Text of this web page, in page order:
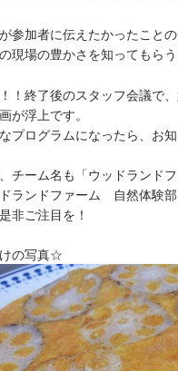
参加者に伝えたかったこと
現場の豊かさを知ってもら
！終了後のスタッフ会議で
が浮上です。
プログラムになったら、お
チーム名も 「ウッドランド
ドランドファーム 自然体験部
非ご注目を！
の写真☆